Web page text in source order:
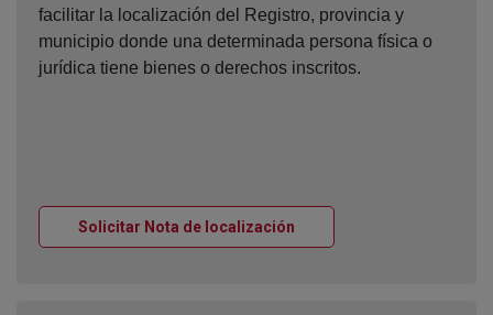
facilitar la localización del Registro, provincia y
municipio donde una determinada persona física o
jurídica tiene bienes o derechos inscritos.
Solicitar Nota de localización